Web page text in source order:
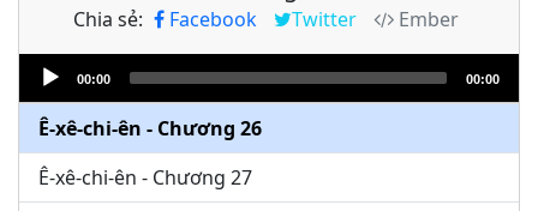
Chia sẻ: Facebook Twitter
Ember
Audio
Player
00:00 00:00
Ê-xê-chi-ên - Chương 24
Ê-xê-chi-ên - Chương 25
Ê-xê-chi-ên - Chương 26
Ê-xê-chi-ên - Chương 27